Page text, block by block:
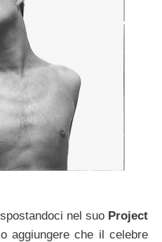
nel suo Project
aggiungere che il celebre